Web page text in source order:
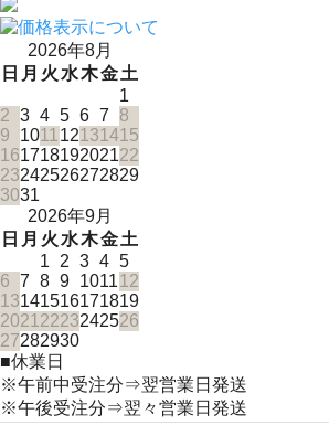
2026年8月
日 月 火 水木金土
1
2 3 4 5 6 7
8
9
1011 12131415
16171819202122
23242526272829
3031
2026年9月
日 月 火 水木金土
1
2 3 4 5
6 7 8 9 101112
13141516171819
2021 2223242526
27282930
■休業日
※午前中受注分⇒翌営業日発送
※午後受注分⇒翌々営業日発送